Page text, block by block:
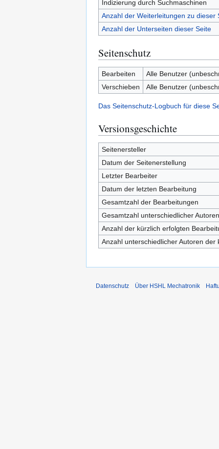
Indizierung durch Suchmaschinen
Anzahl der Weiterleitungen zu dieser
Anzahl der Unterseiten dieser Seite
Seitenschutz
Bearbeiten
Alle Benutzer
Verschieben
Alle Benutzer
Das Seitenschutz-Logbuch für diese
Versionsgeschichte
Seitenersteller
Datum der Seitenerstellung
Letzter Bearbeiter
Datum der letzten Bearbeitung
Gesamtzahl der Bearbeitungen
Gesamtzahl unterschiedlicher Autoren
Anzahl der kürzlich erfolgten
Anzahl unterschiedlicher Autoren
Datenschutz Über HSHL Mechatronik